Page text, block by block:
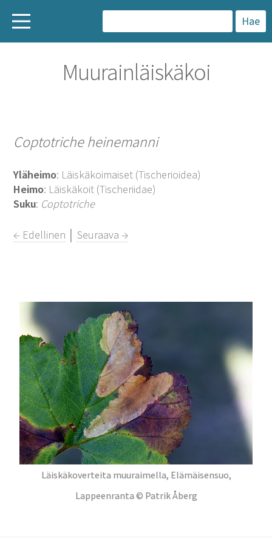
a
k
Muurainläiskäkoi
Coptotriche heinemanni
Yläheimo: Läiskäkoimaiset (Tischerioidea)
Heimo: Läiskäkoit (Tischeriidae)
Suku: Coptotriche
← Edellinen │Seuraava →
Läiskäkoverteita muuraimella, Elämäisensuo,
Lappeenranta © Patrik Åberg